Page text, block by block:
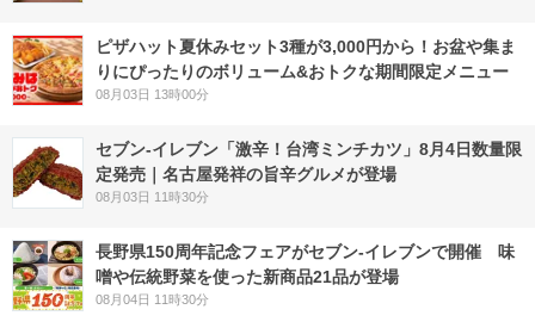
ピザハット夏休みセット3種が3,000円から！お盆や集ま
りにぴったりのボリューム&おトクな期間限定メニュー
08月03日 13時00分
セブン-イレブン「激辛！台湾ミンチカツ」8月4日数量限
定発売｜名古屋発祥の旨辛グルメが登場
08月03日 11時30分
長野県150周年記念フェアがセブン-イレブンで開催 味
噌や伝統野菜を使った新商品21品が登場
08月04日 11時30分